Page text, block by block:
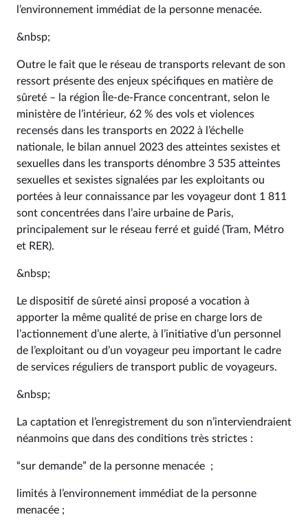
l’environnement immédiat de la personne menacée.
&nbsp;
Outre le fait que le réseau de transports relevant de son
ressort présente des enjeux spécifiques en matière de
sûreté – la région Île-de-France concentrant, selon le
ministère de l’intérieur, 62 % des vols et violences
recensés dans les transports en 2022 à l’échelle
nationale, le bilan annuel 2023 des atteintes sexistes et
sexuelles dans les transports dénombre 3 535 atteintes
sexuelles et sexistes signalées par les exploitants ou
portées à leur connaissance par les voyageur dont 1 811
sont concentrées dans l’aire urbaine de Paris,
principalement sur le réseau ferré et guidé (Tram, Métro
et RER).
&nbsp;
Le dispositif de sûreté ainsi proposé a vocation à
apporter la même qualité de prise en charge lors de
l’actionnement d’une alerte, à l’initiative d’un personnel
de l’exploitant ou d’un voyageur peu important le cadre
de services réguliers de transport public de voyageurs.
&nbsp;
La captation et l’enregistrement du son n’interviendraient
néanmoins que dans des conditions très strictes :
“sur demande” de la personne menacée ;
limités à l’environnement immédiat de la personne
menacée ;